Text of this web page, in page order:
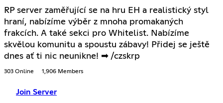
RP server zaměřující se na hru EH a realistický styl
hraní, nabízíme výběr z mnoha promakaných
frakcích. A také sekci pro Whitelist. Nabízíme
skvělou komunitu a spoustu zábavy! Přidej se ještě
dnes ať ti nic neunikne! ➡ /czskrp
303 Online 1,906 Members
Join Server